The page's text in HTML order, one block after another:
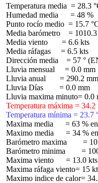
Temperatura media  = 28.3
Humedad media      = 48 %
Punto rocío medio  = 15.7
Media barómetro    = 1010.3
Media viento       = 6.6 kts
Media ráfagas     = 6.5 kts
Dirección media    = 57 °
Lluvia mensual     = 0.0 mm
Lluvia anual       = 290.2 mm
Lluvia Días        = 0.0 mm
Temperatura máxima = 34.2
Temperatura mínima = 23.7
Maxima media      = 63 %
Maximo media      = 34 %
Barómetro maxima        =
Barómetro minima        =
Maxima viento      = 13.0
Maxima ráfaga viento= 15
Maximo indice de calor=